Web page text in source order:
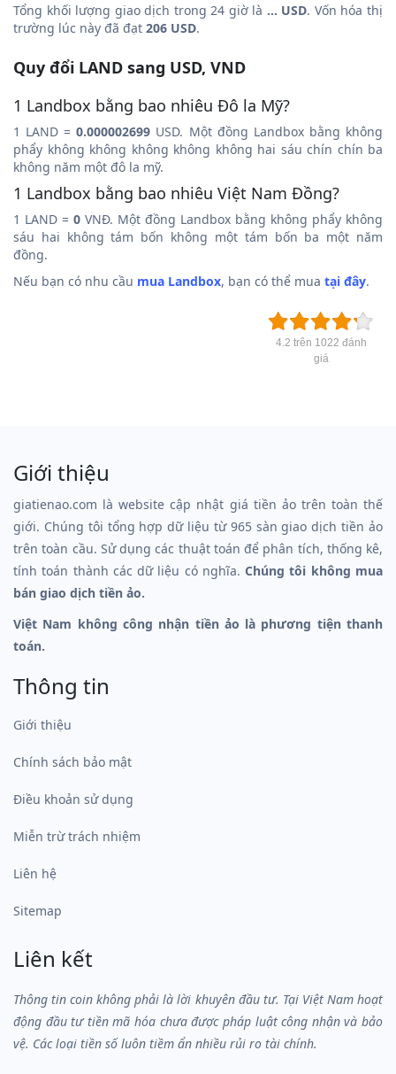
Tổng khối lượng giao dịch trong 24 giờ là ... USD. Vốn hóa thị
trường lúc này đã đạt 206 USD.
Quy đổi LAND sang USD, VND
1 Landbox bằng bao nhiêu Đô la Mỹ?
1 LAND =0.000002699 USD. Một đồng Landbox bằng không
phẩy không không không không không hai sáu chín chín ba
không năm một đô la mỹ.
1 Landbox bằng bao nhiêu Việt Nam Đồng?
1 LAND = 0 VNĐ. Một đồng Landbox bằng không phẩy không
sáu hai không tám bốn không một tám bốn ba một năm
đồng.
Nếu bạn có nhu cầu mua Landbox, bạn có thể mua tại đây.
4.2 trên 1022 đánh
giá
Giới thiệu
giatienao.com là website cập nhật giá tiền ảo trên toàn thế
giới. Chúng tôi tổng hợp dữ liệu từ 965 sàn giao dịch tiền ảo
trên toàn cầu. Sử dụng các thuật toán để phân tích, thống kê,
tính toán thành các dữ liệu có nghĩa.Chúng tôi không mua
bán giao dịch tiền ảo.
Việt Nam không công nhận tiền ảo là phương tiện thanh
toán.
Thông tin
Giới thiệu
Chính sách bảo mật
Điều khoản sử dụng
Miễn trừ trách nhiệm
Liên hệ
Sitemap
Liên kết
Thông tin coin không phải là lời khuyên đầu tư. Tại Việt Nam hoạt
động đầu tư tiền mã hóa chưa được pháp luật công nhận và bảo
vệ. Các loại tiền số luôn tiềm ẩn nhiều rủi ro tài chính.